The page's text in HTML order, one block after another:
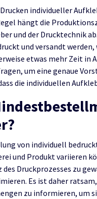
Drucken individueller
hängt die
und der Drucktechnik
und versandt
etwas mehr Zeit in
um eine genaue
die individuellen
von individuell
und Produkt variieren
des Druckprozesses zu
Es ist daher
zu informieren, um